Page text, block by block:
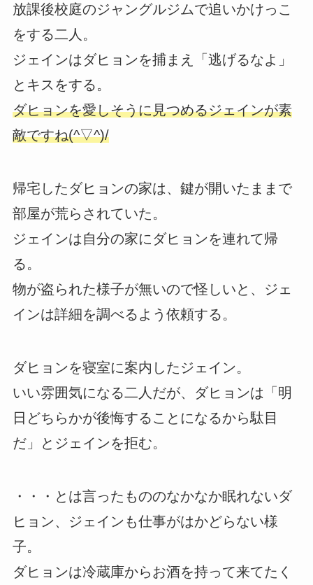
放課後校庭のジャングルジムで追いかけっこ
をする二人。
ジェインはダヒョンを捕まえ「逃げるなよ」
とキスをする。
ダヒョンを愛しそうに見つめるジェインが素
敵ですね(^▽^)/
帰宅したダヒョンの家は、鍵が開いたままで
部屋が荒らされていた。
ジェインは自分の家にダヒョンを連れて帰
る。
物が盗られた様子が無いので怪しいと、ジェ
インは詳細を調べるよう依頼する。
ダヒョンを寝室に案内したジェイン。
いい雰囲気になる二人だが、ダヒョンは「明
日どちらかが後悔することになるから駄目
だ」とジェインを拒む。
・・・とは言ったもののなかなか眠れないダ
ヒョン、ジェインも仕事がはかどらない様
子。
ダヒョンは冷蔵庫からお酒を持って来てたく